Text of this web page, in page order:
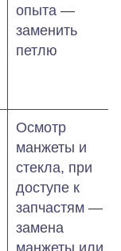
опыта —
заменить
петлю
Осмотр
манжеты и
стекла, при
доступе к
запчастям —
замена